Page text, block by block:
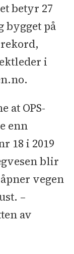
betyr 27
bygget på
i
at OPS-
enn
18 i 2019
blir
vegen
–
av